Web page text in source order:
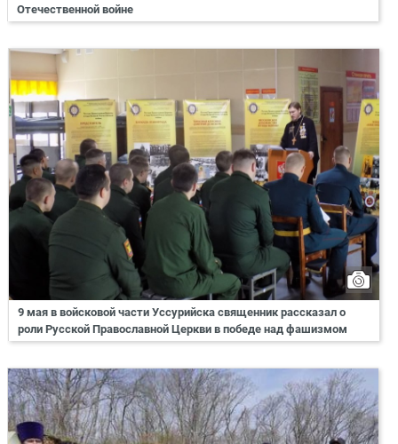
Отечественной войне
9 мая в войсковой части Уссурийска священник рассказал о
роли Русской Православной Церкви в победе над фашизмом